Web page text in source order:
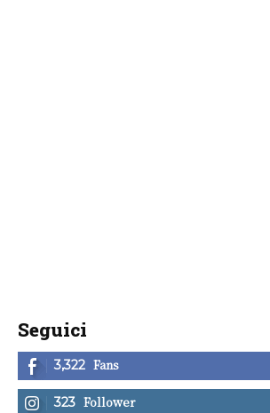
Seguici
3,322 Fans
323 Follower